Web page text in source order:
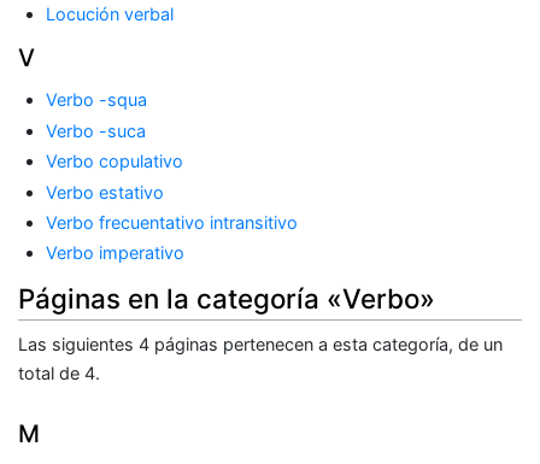
Locución verbal
V
Verbo -squa
Verbo -suca
Verbo copulativo
Verbo estativo
Verbo frecuentativo intransitivo
Verbo imperativo
Páginas en la categoría «Verbo»
Las siguientes 4 páginas pertenecen a esta categoría, de un
total de 4.
M